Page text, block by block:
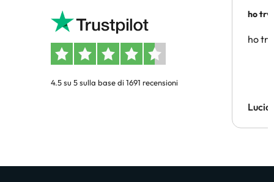
4.5 su 5 sulla base di 1691 recensioni
ho
ho
Lucia